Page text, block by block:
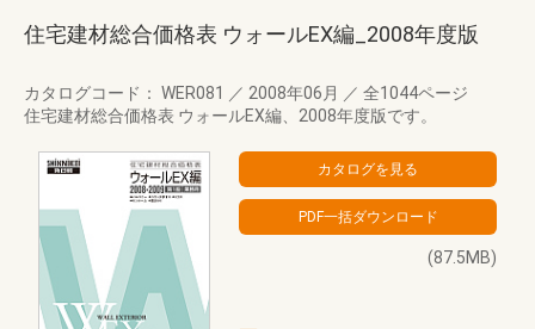
住宅建材総合価格表 ウォールEX編_2008年度版
カタログコード： WER081 ／ 2008年06月 ／ 全1044ページ
住宅建材総合価格表 ウォールEX編、2008年度版です。
(87.5MB)